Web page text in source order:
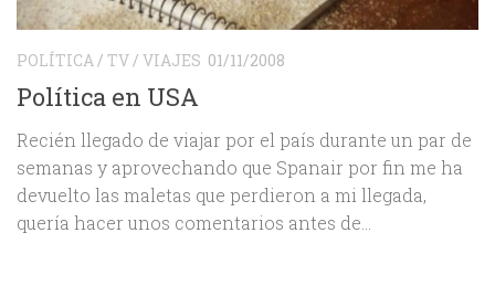
POLÍTICA/ TV/ VIAJES 01/11/2008
Política en USA
Recién llegado de viajar por el país durante un par de
semanas y aprovechando que Spanair por fin me ha
devuelto las maletas que perdieron a mi llegada,
quería hacer unos comentarios antes de...